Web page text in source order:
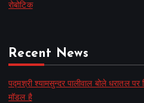
रोबोटिक
Recent News
पद्मश्री श्यामसुन्दर पालीवाल बोले धरातल पर
मॉडल है